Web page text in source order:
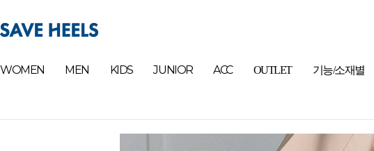
WOMEN MEN KIDS JUNIOR ACC OUTLET 기능/소재별